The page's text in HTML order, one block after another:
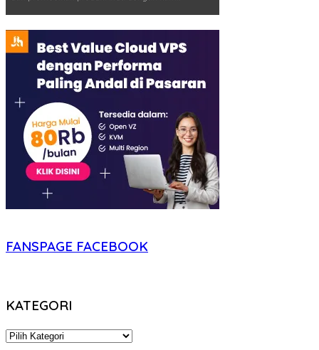
FANSPAGE FACEBOOK
KATEGORI
KATEGORI